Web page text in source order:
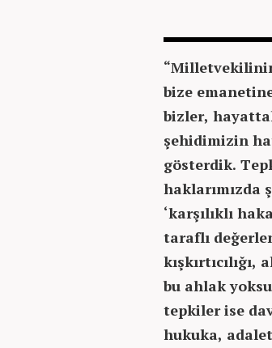
bize
bizler,
şehidimizin
gösterdik.
haklarımızda
‘karşılıklı
taraflı
bu ahlak
tepkiler ise
hukuka,